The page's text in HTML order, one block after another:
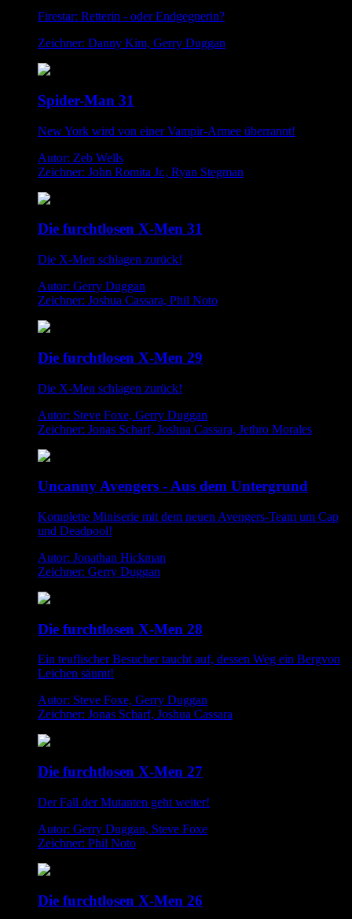
Firestar: Retterin - oder Endgegnerin?
Zeichner: Danny Kim, Gerry Duggan
Spider-Man 31
New York wird von einer Vampir-Armee überrannt!
Autor: Zeb Wells
Zeichner: John Romita Jr., Ryan Stegman
Die furchtlosen X-Men 31
Die X-Men schlagen zurück!
Autor: Gerry Duggan
Zeichner: Joshua Cassara, Phil Noto
Die furchtlosen X-Men 29
Die X-Men schlagen zurück!
Autor: Steve Foxe, Gerry Duggan
Zeichner: Jonas Scharf, Joshua Cassara, Jethro Morales
Uncanny Avengers - Aus dem Untergrund
Komplette Miniserie mit dem neuen Avengers-Team um Cap
und Deadpool!
Autor: Jonathan Hickman
Zeichner: Gerry Duggan
Die furchtlosen X-Men 28
Ein teuflischer Besucher taucht auf, dessen Weg ein Bergvon
Leichen säumt!
Autor: Steve Foxe, Gerry Duggan
Zeichner: Jonas Scharf, Joshua Cassara
Die furchtlosen X-Men 27
Der Fall der Mutanten geht weiter!
Autor: Gerry Duggan, Steve Foxe
Zeichner: Phil Noto
Die furchtlosen X-Men 26